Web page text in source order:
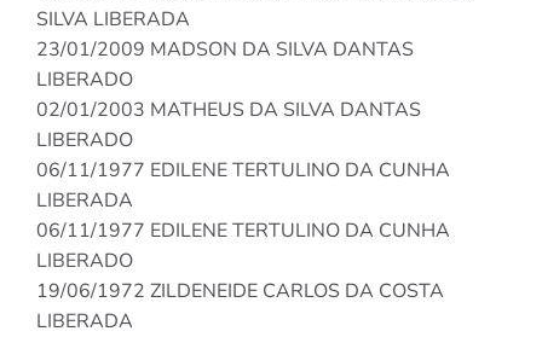
SILVA LIBERADA
23/01/2009 MADSON DA SILVA DANTAS
LIBERADO
02/01/2003 MATHEUS DA SILVA DANTAS
LIBERADO
06/11/1977 EDILENE TERTULINO DA CUNHA
LIBERADA
06/11/1977 EDILENE TERTULINO DA CUNHA
LIBERADO
19/06/1972 ZILDENEIDE CARLOS DA COSTA
LIBERADA